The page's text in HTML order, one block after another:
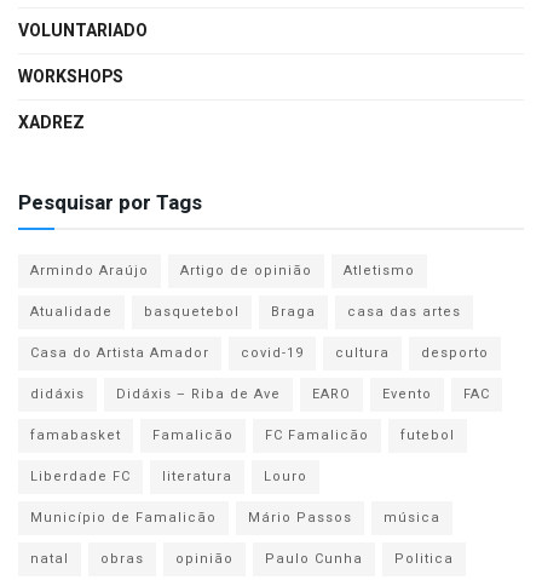
VOLUNTARIADO
WORKSHOPS
XADREZ
Pesquisar por Tags
Armindo Araújo Artigo de opinião
Atletismo
Atualidade
basquetebol Braga
casa das artes
Casa do Artista Amador
covid-19 cultura
desporto
didáxis
Didáxis – Riba de Ave EARO Evento
FAC
famabasket
Famalicão FC Famalicão
futebol
Liberdade FC
literatura
Louro
Município de Famalicão
Mário Passos
música
natal
obras opinião Paulo Cunha
Politica